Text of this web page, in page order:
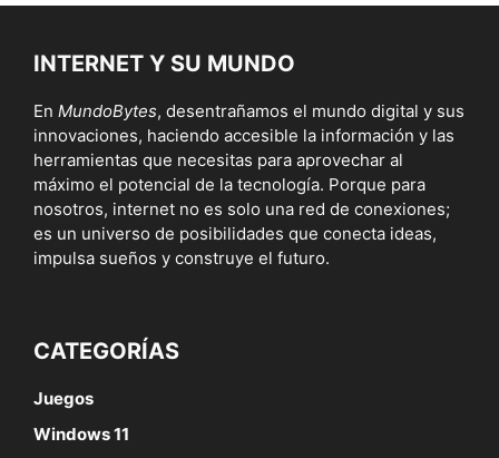
INTERNET Y SU MUNDO
En MundoBytes, desentrañamos el mundo digital y sus
innovaciones, haciendo accesible la información y las
herramientas que necesitas para aprovechar al
máximo el potencial de la tecnología. Porque para
nosotros, internet no es solo una red de conexiones;
es un universo de posibilidades que conecta ideas,
impulsa sueños y construye el futuro.
CATEGORÍAS
Juegos
Windows 11